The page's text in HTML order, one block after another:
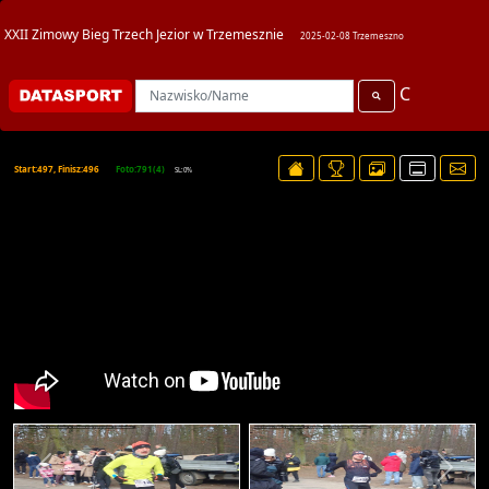
XXII Zimowy Bieg Trzech Jezior w Trzemesznie 2025-02-08 Trzemeszno
C
Start:497, Finisz:496 Foto:791(4) SL:0%